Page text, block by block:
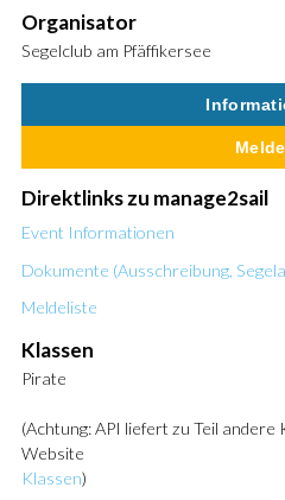
Organisator
Segelclub am Pfäffikersee
Direktlinks zu manage2sail
Event Informationen
Dokumente (Ausschreibung,
Meldeliste
Klassen
Pirate
(Achtung: API liefert zu Teil andere
Website
Klassen)